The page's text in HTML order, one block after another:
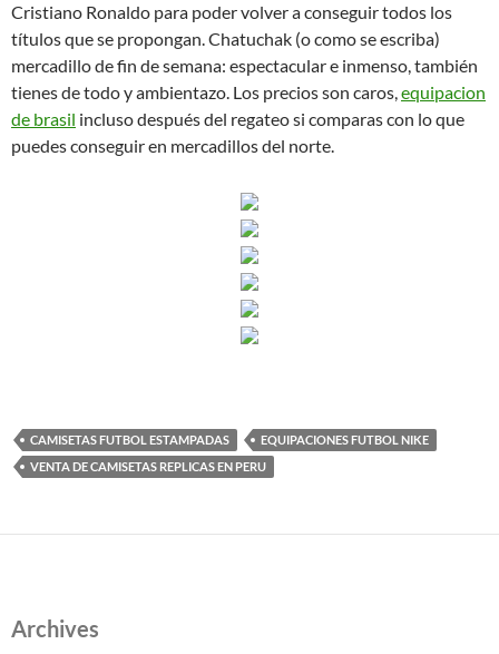
Cristiano Ronaldo para poder volver a conseguir todos los
títulos que se propongan. Chatuchak (o como se escriba)
mercadillo de fin de semana: espectacular e inmenso, también
tienes de todo y ambientazo. Los precios son caros,equipacion
de brasil incluso después del regateo si comparas con lo que
puedes conseguir en mercadillos del norte.
CAMISETAS FUTBOL ESTAMPADAS
EQUIPACIONES FUTBOL NIKE
VENTA DE CAMISETAS REPLICAS EN PERU
Archives